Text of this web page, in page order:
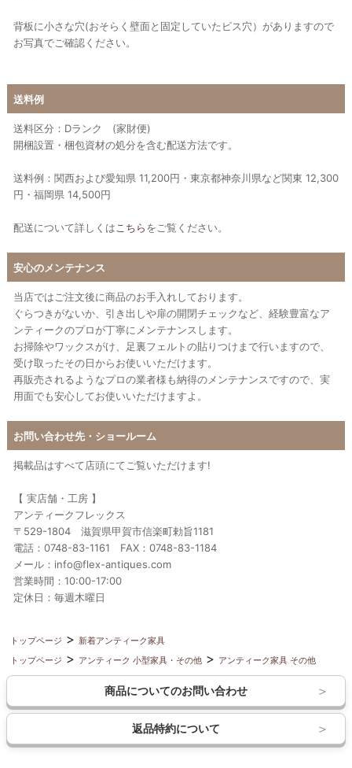
背板に小さな穴(おそらく壁面と固定していたビス穴）がありますので
お写真でご確認ください。
送料例
送料区分：Dランク (家財便)
開梱設置・梱包資材の処分を含む配送方法です。
送料例：関西および愛知県 11,200円・東京都神奈川県など関東 12,300
円・福岡県 14,500円
配送について詳しくは こちらをご覧ください。
安心のメンテナンス
当店ではご注文後に商品のお手入れしております。
ぐらつきがないか、引き出しや扉の開閉チェックなど、経験豊富なア
ンティークのプロが丁寧にメンテナンスします。
お掃除やワックスがけ、足裏フェルトの貼りつけまで行いますので、
受け取ったその日からお使いいただけます。
再販売されるようなプロの業者様も納得のメンテナンスですので、実
用面でも安心してお使いいただけますよ。
お問い合わせ先・ショールーム
掲載品はすべて店頭にてご覧いただけます!
【 実店舗・工房 】
アンティークフレックス
〒529-1804 滋賀県甲賀市信楽町勅旨1181
電話：0748-83-1161 FAX：0748-83-1184
メール：info@flex-antiques.com
営業時間：10:00-17:00
定休日：毎週木曜日
トップページ
新着アンティーク家具
トップページ
アンティーク 小型家具・その他 アンティーク家具 その他
商品についてのお問い合わせ
返品特約について